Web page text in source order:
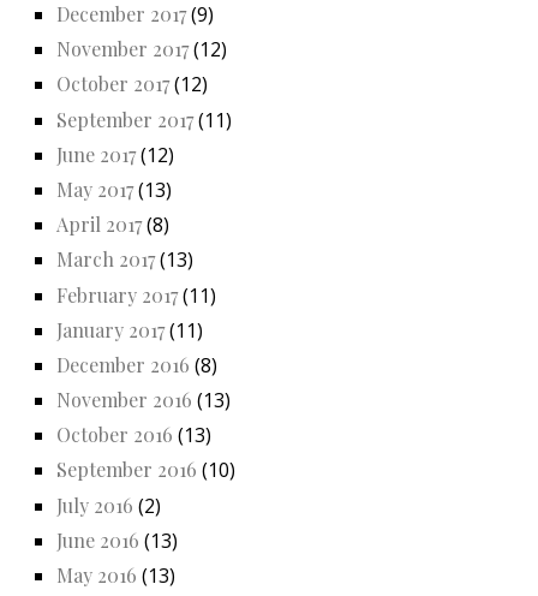
December 2017(9)
November 2017(12)
October 2017(12)
September 2017(11)
June 2017(12)
May 2017(13)
April 2017(8)
March 2017(13)
February 2017(11)
January 2017(11)
December 2016 (8)
November 2016 (13)
October 2016 (13)
September 2016 (10)
July 2016 (2)
June 2016 (13)
May 2016 (13)